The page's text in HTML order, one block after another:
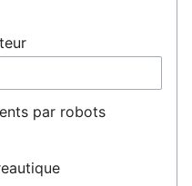
par robots